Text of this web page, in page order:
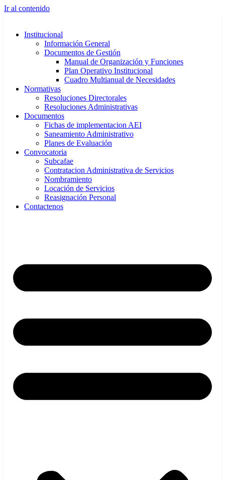
Ir al contenido
Institucional
Información General
Documentos de Gestión
Manual de Organización y Funciones
Plan Operativo Institucional
Cuadro Multianual de Necesidades
Normativas
Resoluciones Directorales
Resoluciones Administrativas
Documentos
Fichas de implementacion AEI
Saneamiento Administrativo
Planes de Evaluación
Convocatoria
Subcafae
Contratacion Administrativa de Servicios
Nombramiento
Locación de Servicios
Reasignación Personal
Contactenos